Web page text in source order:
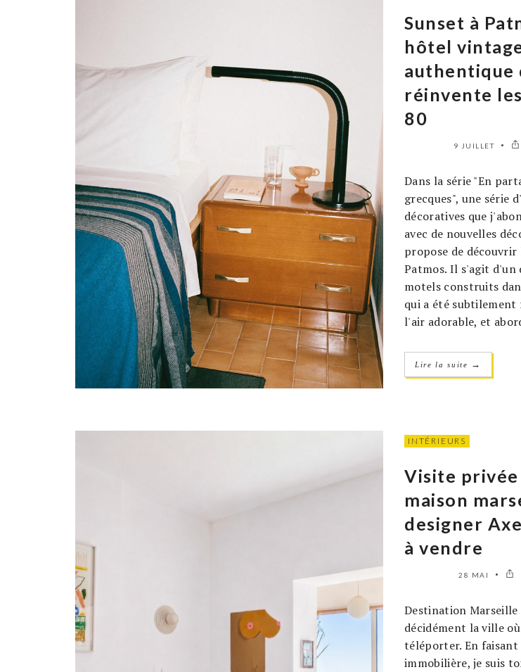
Sunset à
hôtel
authentique
réinvente
80
9 JUILLET
Dans la série "En
grecques", une série
décoratives que
avec de nouvelles
propose de
Patmos. Il s'agit d'un
motels construits
qui a été subtilement
l'air adorable, et
Lire la suite →
INTÉRIEURS
Visite privée
maison
designer
à vendre
28 MAI
Destination Marseille
décidément la ville
téléporter. En faisant
immobilière, je suis